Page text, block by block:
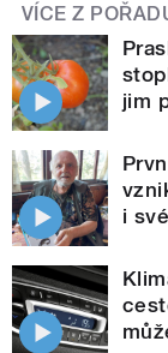
VÍCE Z
jim
i